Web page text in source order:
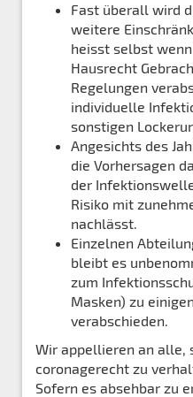
Fast überall wird
weitere
heisst selbst
Hausrecht
Regelungen
individuelle
sonstigen
Angesichts des
die Vorhersagen
der
Risiko mit
nachlässt.
Einzelnen
bleibt es
zum
Masken) zu
verabschieden.
Wir appellieren an alle,
coronagerecht zu
Sofern es absehbar zu